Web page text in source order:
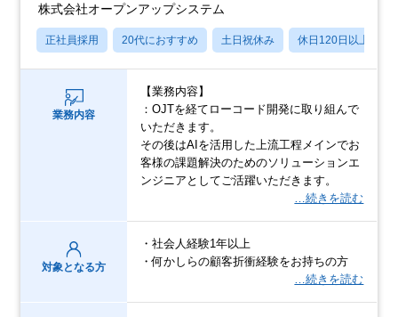
株式会社オープンアップシステム
正社員採用 20代におすすめ 土日祝休み 休日120日以上
業務内容
【業務内容】
：OJTを経てローコード開発に取り組んで
いただきます。
その後はAIを活用した上流工程メインでお
客様の課題解決のためのソリューションエ
ンジニアとしてご活躍いただきます。
…続きを読む
対象となる方
・社会人経験1年以上
・何かしらの顧客折衝経験をお持ちの方
…続きを読む